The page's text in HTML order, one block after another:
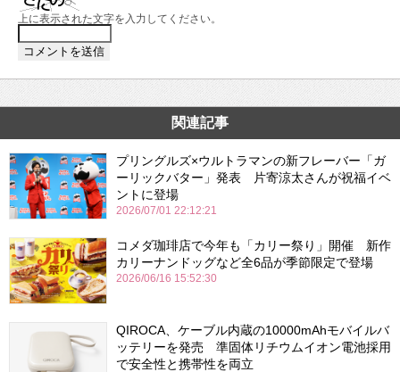
上に表示された文字を入力してください。
関連記事
プリングルズ×ウルトラマンの新フレーバー「ガ
ーリックバター」発表 片寄涼太さんが祝福イベ
ントに登場
2026/07/01 22:12:21
コメダ珈琲店で今年も「カリー祭り」開催 新作
カリーナンドッグなど全6品が季節限定で登場
2026/06/16 15:52:30
QIROCA、ケーブル内蔵の10000mAhモバイルバ
ッテリーを発売 準固体リチウムイオン電池採用
で安全性と携帯性を両立